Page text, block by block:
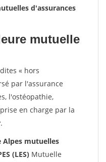
d'assurances
mutuelle
« hors
par l'assurance
l'ostéopathie,
en charge par la
.
Alpes mutuelles
(LES) Mutuelle